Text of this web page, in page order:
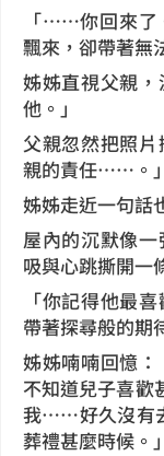
「……你回來了
飄來，卻帶著無
姊姊直視父親
他。」
父親忽然把照
親的責任……。」
姊姊走近一句話
屋內的沉默像
吸與心跳撕開一
「你記得他最
帶著探尋般的期
姊姊喃喃回憶
不知道兒子喜歡
我……好久沒有
葬禮甚麼時候。」